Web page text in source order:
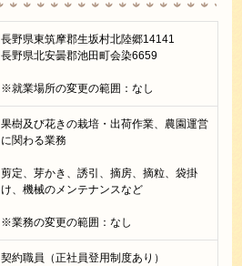
長野県東筑摩郡生坂村北陸郷14141
長野県北安曇郡池田町会染6659
※就業場所の変更の範囲：なし
果樹及び花きの栽培・出荷作業、農園運営
に関わる業務
剪定、芽かき、誘引、摘房、摘粒、袋掛
け、機械のメンテナンスなど
※業務の変更の範囲：なし
契約職員（正社員登用制度あり）